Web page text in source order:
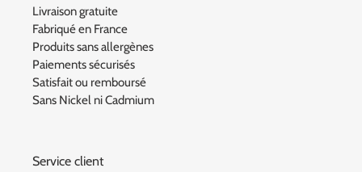
Livraison gratuite
Fabriqué en France
Produits sans allergènes
Paiements sécurisés
Satisfait ou remboursé
Sans Nickel ni Cadmium
Service client